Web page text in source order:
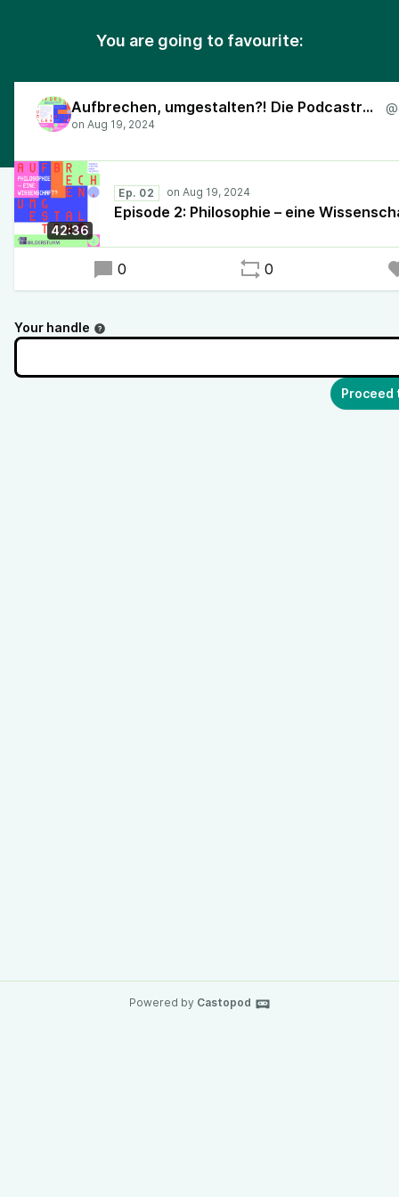
You are going to favourite:
Aufbrechen, umgestalten?! Die Podcastreihe zur feministischen Kanonkritik
42:36
Ep. 02
Episode 2: Philosophie – eine
0 0
Your handle
Powered by Castopod